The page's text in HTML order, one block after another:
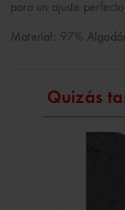
para un ajuste
Material: 97%
Quizás